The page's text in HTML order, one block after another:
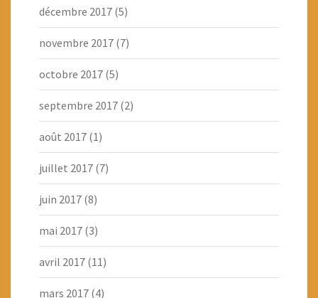
décembre 2017 (5)
novembre 2017 (7)
octobre 2017 (5)
septembre 2017 (2)
août 2017 (1)
juillet 2017 (7)
juin 2017 (8)
mai 2017 (3)
avril 2017 (11)
mars 2017 (4)